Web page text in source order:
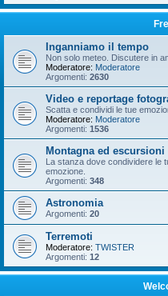
Inganniamo il tempo
Non solo meteo. Discutere in
Moderatore: Moderatore
Argomenti: 2630
Video e reportage
Scatta e condividi le tue
Moderatore: Moderatore
Argomenti: 1536
Montagna ed escursioni
La stanza dove condividere le
emozione.
Argomenti: 348
Astronomia
Argomenti: 20
Terremoti
Moderatore: TWISTER
Argomenti: 12